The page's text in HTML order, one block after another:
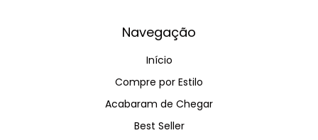
Navegação
Início
Compre por Estilo
Acabaram de Chegar
Best Seller